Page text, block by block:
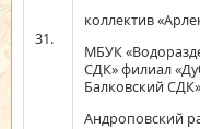
31.
коллектив
МБУК
СДК» филиал
Балковский
Андроповский